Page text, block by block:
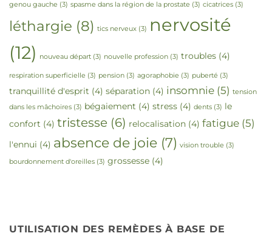
genou gauche (3) spasme dans la région de la prostate (3) cicatrices (3)
léthargie (8) tics nerveux (3) nervosité
(12)
nouveau départ (3) nouvelle profession (3) troubles (4)
respiration superficielle (3) pension (3) agoraphobie (3) puberté (3)
tranquillité d'esprit (4) séparation (4) insomnie (5) tension
dans les mâchoires (3) bégaiement (4) stress (4) dents (3) le
confort (4) tristesse (6) relocalisation (4) fatigue (5)
l'ennui (4) absence de joie (7) vision trouble (3)
bourdonnement d'oreilles (3) grossesse (4)
UTILISATION DES REMÈDES À BASE DE